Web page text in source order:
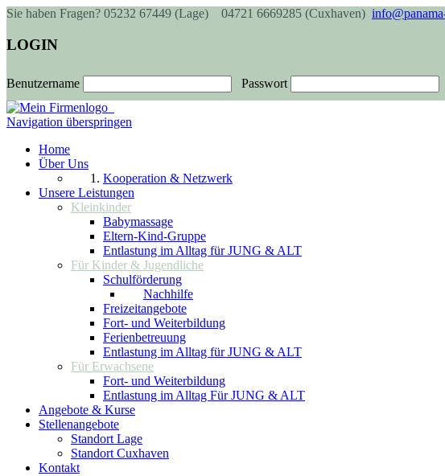
Sie haben Fragen? 05232 67449 (Lage) 04721 6669285 (Cuxhaven)
LOGIN
Benutzername Passwort
Navigation überspringen
Home
Über Uns
Kooperation & Netzwerk
Unsere Leistungen
Kleinkinder
Babymassage
Eltern-Kind-Gruppe
Entlastung im Alltag für JUNG & ALT
Für Kinder & Jugendliche
Schulförderung
Nachhilfe
Freizeitangebote
Fort- und Weiterbildung
Ferienbetreuung
Entlastung im Alltag für JUNG & ALT
Für Erwachsene
Fort- und Weiterbildung
Entlastung im Alltag Für JUNG & ALT
Angebote & Kurse
Stellenangebote
Standort Lage
Standort Cuxhaven
Kontakt